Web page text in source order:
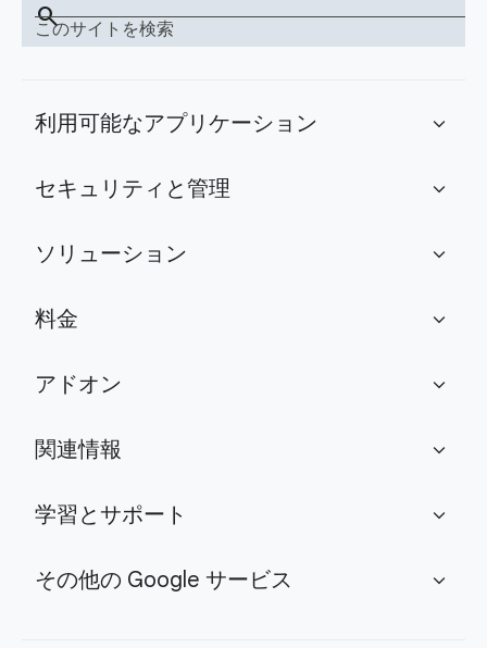
このサイトを検索
search
利用可能なアプリケーション expand_more
セキュリティと管理 expand_more
ソリューション expand_more
料金 expand_more
アドオン expand_more
関連情報 expand_more
学習とサポート expand_more
その他の Google サービス expand_more